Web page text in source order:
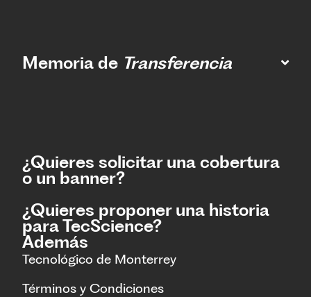
Memoria de Transferencia
¿Quieres solicitar una cobertura
o un banner?
¿Quieres proponer una historia
para TecScience?
Además
Tecnológico de Monterrey
Términos y Condiciones